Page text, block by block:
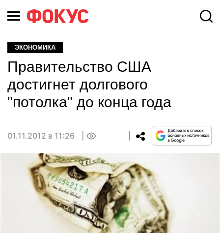
ЭКОНОМИКА
Правительство США
достигнет долгового
"потолка" до конца года
01.11.2012 в 11:26